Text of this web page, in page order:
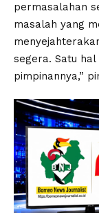
permasalahan
masalah yang
segera. Satu
pimpinannya,”